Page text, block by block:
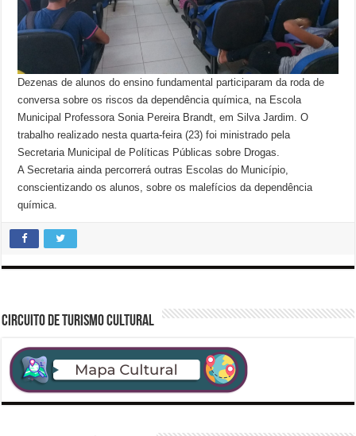
Dezenas de alunos do ensino fundamental participaram da roda de
conversa sobre os riscos da dependência química, na Escola
Municipal Professora Sonia Pereira Brandt, em Silva Jardim. O
trabalho realizado nesta quarta-feira (23) foi ministrado pela
Secretaria Municipal de Políticas Públicas sobre Drogas.
A Secretaria ainda percorrerá outras Escolas do Município,
conscientizando os alunos, sobre os malefícios da dependência
química.
CIRCUITO DE TURISMO CULTURAL